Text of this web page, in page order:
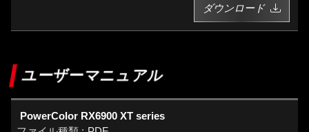
ダウンロード
ユーザーマニュアル
PowerColor RX6900 XT series